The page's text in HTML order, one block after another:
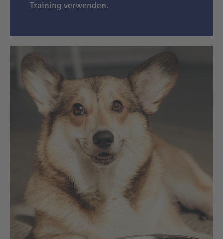
Training verwenden.